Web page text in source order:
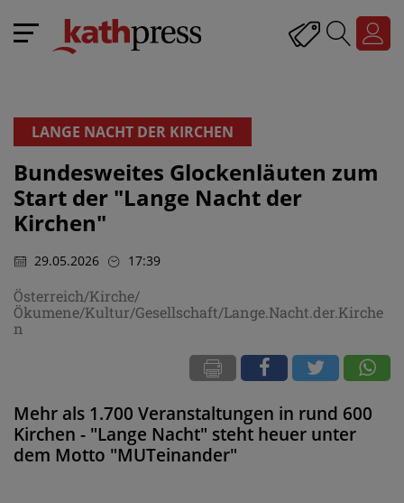
LANGE NACHT DER KIRCHEN
Bundesweites Glockenläuten zum
Start der "Lange Nacht der
Kirchen"
29.05.2026 17:39
Österreich/Kirche/
Ökumene/Kultur/Gesellschaft/Lange.Nacht.der.Kirche
n
Mehr als 1.700 Veranstaltungen in rund 600
Kirchen - "Lange Nacht" steht heuer unter
dem Motto "MUTeinander"